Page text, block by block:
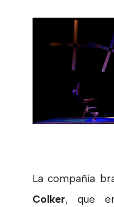
La compañía
Colker, que